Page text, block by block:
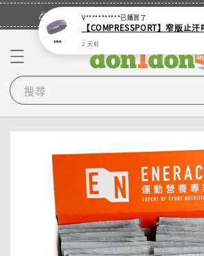
🎉登入會員・領取您的專屬折扣券！
搜尋
V***********已購買了
2 天前